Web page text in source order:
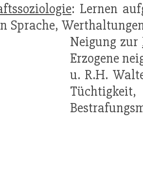
: Lernen
Sprache,
Neigung zur
Erzogene
u. R.H.